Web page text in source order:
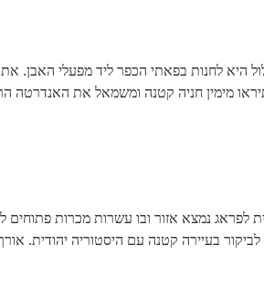
האמריקות וקצת יהדות. 35 ק"מ מזרחית לפראג נמצא אזור